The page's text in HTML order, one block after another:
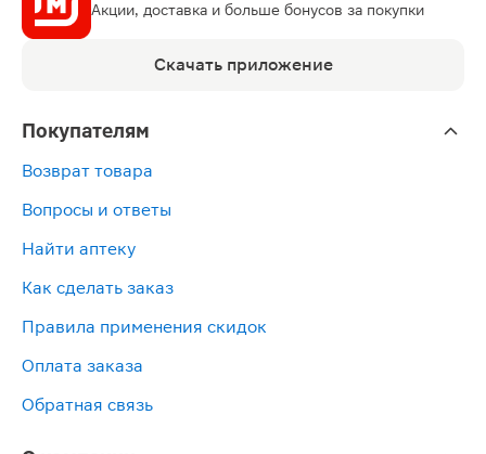
Акции, доставка и больше бонусов за покупки
Скачать приложение
Покупателям
Возврат товара
Вопросы и ответы
Найти аптеку
Как сделать заказ
Правила применения скидок
Оплата заказа
Обратная связь